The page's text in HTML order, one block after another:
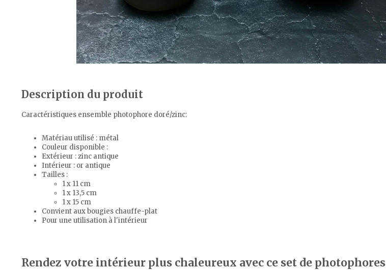
Description du produit
Caractéristiques ensemble photophore doré/zinc:
Matériau utilisé : métal
Couleur disponible :
Extérieur : zinc antique
Intérieur : or antique
Tailles :
1 x 11 cm
1 x 13,5 cm
1 x 15 cm
Convient aux bougies chauffe-plat
Pour une utilisation à l'intérieur
Rendez votre intérieur plus chaleureux avec ce set de photophores